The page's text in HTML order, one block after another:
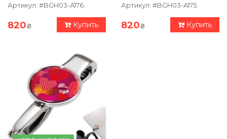
Артикул: #BGH03-A176.
820₴ Купить
Артикул: #BGH03-A175.
820₴ Купить